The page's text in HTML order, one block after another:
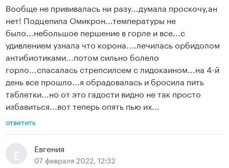
Вообще не прививалась ни разу...думала проскочу,ан
нет! Подцепила Омикрон...температуры не
было...небольшое першение в горле и все...с
удивлением узнала что корона....лечилась орбидолом
антибиотиками...потом сильно болело
горло...спасалась стрепсилсем с лидокаином...на 4-й
день все прошло...я обрадовалась и бросила пить
таблетки...но от это гадости видно не так просто
избавиться...вот теперь опять пью их...
ответить
Евгения
07 февраля 2022, 12:32